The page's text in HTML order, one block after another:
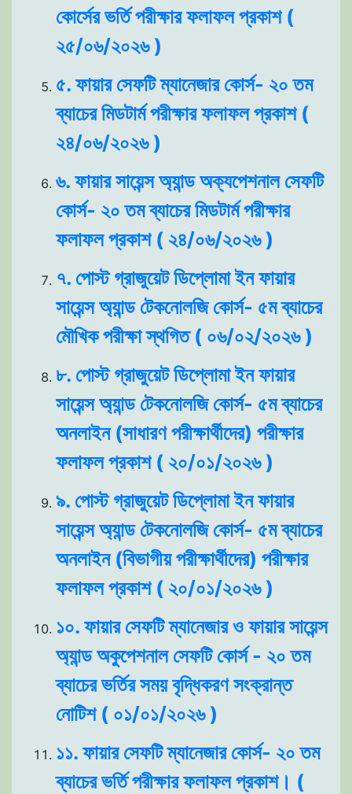
কোর্সের ভর্তি পরীক্ষার ফলাফল প্রকাশ (
২৫/০৬/২০২৬ )
৫. ফায়ার সেফটি ম্যানেজার কোর্স- ২০ তম
ব্যাচের মিডটার্ম পরীক্ষার ফলাফল প্রকাশ (
২৪/০৬/২০২৬ )
৬. ফায়ার সায়েন্স অ্যান্ড অক্যপেশনাল সেফটি
কোর্স- ২০ তম ব্যাচের মিডটার্ম পরীক্ষার
ফলাফল প্রকাশ ( ২৪/০৬/২০২৬ )
৭. পোস্ট গ্রাজুয়েট ডিপ্লোমা ইন ফায়ার
সায়েন্স অ্যান্ড টেকনোলজি কোর্স- ৫ম ব্যাচের
মৌখিক পরীক্ষা স্থগিত ( ০৬/০২/২০২৬ )
৮. পোস্ট গ্রাজুয়েট ডিপ্লোমা ইন ফায়ার
সায়েন্স অ্যান্ড টেকনোলজি কোর্স- ৫ম ব্যাচের
অনলাইন (সাধারণ পরীক্ষার্থীদের) পরীক্ষার
ফলাফল প্রকাশ ( ২০/০১/২০২৬ )
৯. পোস্ট গ্রাজুয়েট ডিপ্লোমা ইন ফায়ার
সায়েন্স অ্যান্ড টেকনোলজি কোর্স- ৫ম ব্যাচের
অনলাইন (বিভাগীয় পরীক্ষার্থীদের) পরীক্ষার
ফলাফল প্রকাশ ( ২০/০১/২০২৬ )
১০. ফায়ার সেফটি ম্যানেজার ও ফায়ার সায়েন্স
অ্যান্ড অকুপেশনাল সেফটি কোর্স - ২০ তম
ব্যাচের ভর্তির সময় বৃদ্ধিকরণ সংক্রান্ত
নোটিশ ( ০১/০১/২০২৬ )
১১. ফায়ার সেফটি ম্যানেজার কোর্স- ২০ তম
ব্যাচের ভর্তি পরীক্ষার ফলাফল প্রকাশ। (